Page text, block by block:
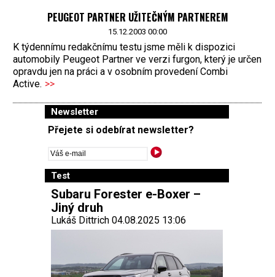
PEUGEOT PARTNER UŽITEČNÝM PARTNEREM
15.12.2003 00:00
K týdennímu redakčnímu testu jsme měli k dispozici
automobily Peugeot Partner ve verzi furgon, který je určen
opravdu jen na práci a v osobním provedení Combi
Active. >>
Newsletter
Přejete si odebírat newsletter?
Test
Subaru Forester e-Boxer –
Jiný druh
Lukáš Dittrich 04.08.2025 13:06